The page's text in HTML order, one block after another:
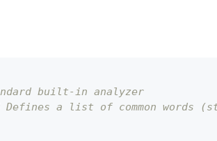
built-in analyzer
Defines a list of common words